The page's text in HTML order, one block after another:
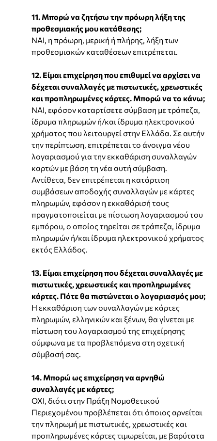
11. Μπορώ να ζητήσω την πρόωρη λήξη της
προθεσμιακής μου κατάθεσης;
ΝΑΙ, η πρόωρη, μερική ή πλήρης, λήξη των
προθεσμιακών καταθέσεων επιτρέπεται.
12. Είμαι επιχείρηση που επιθυμεί να αρχίσει να
δέχεται συναλλαγές με πιστωτικές, χρεωστικές
και προπληρωμένες κάρτες. Μπορώ να το κάνω;
ΝΑΙ, εφόσον καταρτίσετε σύμβαση με τράπεζα,
ίδρυμα πληρωμών ή/και ίδρυμα ηλεκτρονικού
χρήματος που λειτουργεί στην Ελλάδα. Σε αυτήν
την περίπτωση, επιτρέπεται το άνοιγμα νέου
λογαριασμού για την εκκαθάριση συναλλαγών
καρτών με βάση τη νέα αυτή σύμβαση.
Αντίθετα, δεν επιτρέπεται η κατάρτιση
συμβάσεων αποδοχής συναλλαγών με κάρτες
πληρωμών, εφόσον η εκκαθάρισή τους
πραγματοποιείται με πίστωση λογαριασμού του
εμπόρου, ο οποίος τηρείται σε τράπεζα, ίδρυμα
πληρωμών ή/και ίδρυμα ηλεκτρονικού χρήματος
εκτός Ελλάδος.
13. Είμαι επιχείρηση που δέχεται συναλλαγές με
πιστωτικές, χρεωστικές και προπληρωμένες
κάρτες. Πότε θα πιστώνεται ο λογαριασμός μου;
Η εκκαθάριση των συναλλαγών με κάρτες
πληρωμών, ελληνικών και ξένων, θα γίνεται με
πίστωση του λογαριασμού της επιχείρησης
σύμφωνα με τα προβλεπόμενα στη σχετική
σύμβασή σας.
14. Μπορώ ως επιχείρηση να αρνηθώ
συναλλαγές με κάρτες;
ΟΧΙ, διότι στην Πράξη Νομοθετικού
Περιεχομένου προβλέπεται ότι όποιος αρνείται
την πληρωμή με πιστωτικές, χρεωστικές και
προπληρωμένες κάρτες τιμωρείται, με βαρύτατα